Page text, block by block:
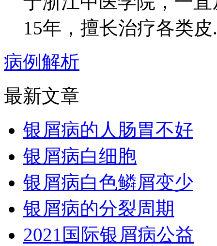
15年，擅长治疗各类皮
病例解析
最新文章
银屑病的人肠胃不好
银屑病白细胞
银屑病白色鳞屑变少
银屑病的分裂周期
2021国际银屑病公益